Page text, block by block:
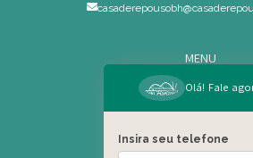
MENU
Home
Institucional
Serviços Especiais
Olá! Fale
Insira seu telefone